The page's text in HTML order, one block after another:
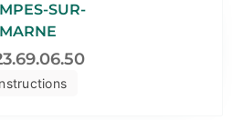
SUR-
MARNE